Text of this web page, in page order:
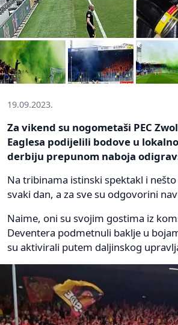
19.09.2023.
Za vikend su nogometaši PEC
Eaglesa podijelili bodove u
derbiju prepunom naboja
Na tribinama istinski spektakl i nešto
svaki dan, a za sve su odgovorini
Naime, oni su svojim gostima iz
Deventera podmetnuli baklje u
su aktivirali putem daljinskog